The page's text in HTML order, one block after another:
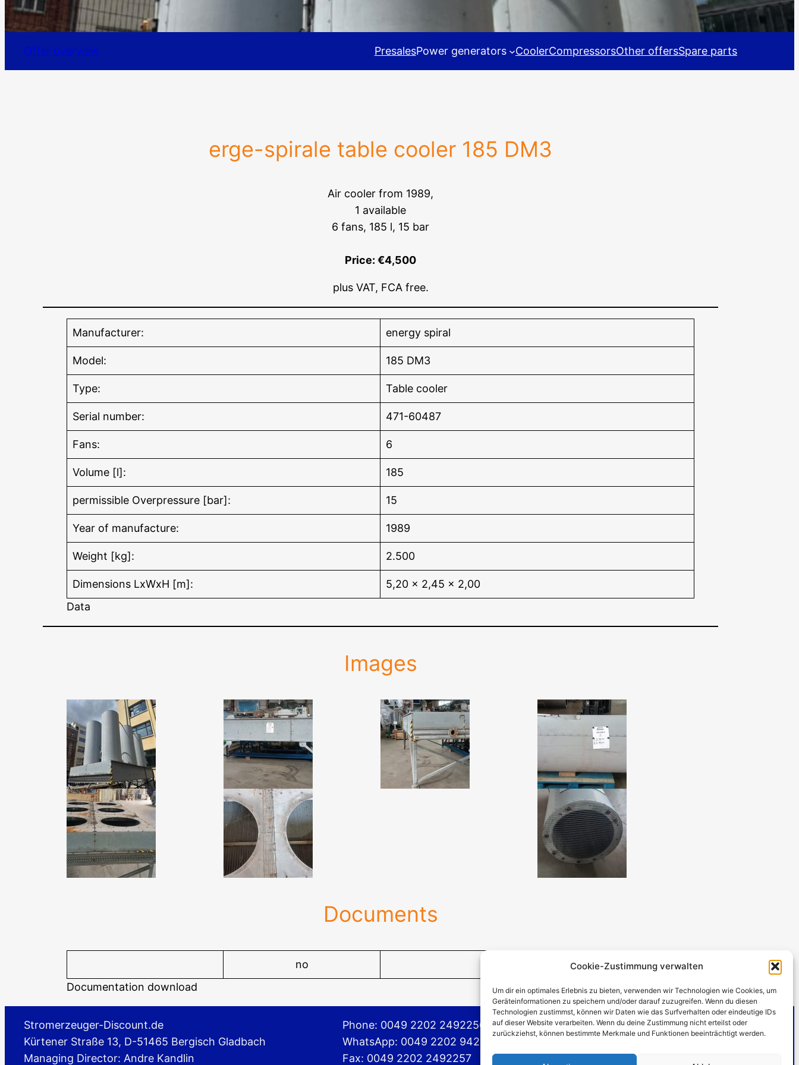
Cookie-Zustimmung verwalten
Um dir ein optimales Erlebnis zu bieten, verwenden wir Technologien wie Cookies, um
Geräteinformationen zu speichern und/oder darauf zuzugreifen. Wenn du diesen
Technologien zustimmst, können wir Daten wie das Surfverhalten oder eindeutige IDs
auf dieser Website verarbeiten. Wenn du deine Zustimmung nicht erteilst oder
zurückziehst, können bestimmte Merkmale und Funktionen beeinträchtigt werden.
Offer overview PresalesPower generators CoolerCompressorsOther offersSpare parts
erge-spirale table cooler 185 DM3
Air cooler from 1989,
1 available
6 fans, 185 l, 15 bar
Price: €4,500
plus VAT, FCA free.
Manufacturer: energy spiral
Model: 185 DM3
Type: Table cooler
Serial number: 471-60487
Fans: 6
Volume [l]: 185
permissible Overpressure [bar]: 15
Year of manufacture: 1989
Weight [kg]: 2.500
Dimensions LxWxH [m]:
5,20 x 2,45 x 2,00
Data
Images
Documents
no
Documentation download
Stromerzeuger-Discount.de
Kürtener Straße 13, D-51465 Bergisch Gladbach
Managing Director: Andre Kandlin
Phone: 0049 2202 2492256
WhatsApp: 0049 2202 9429726
Fax: 0049 2202 2492257